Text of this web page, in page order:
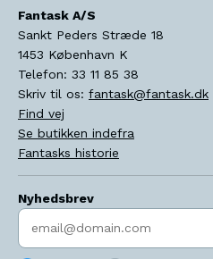
Fantask A/S
Sankt Peders Stræde 18
1453 København K
Telefon: 33 11 85 38
Skriv til os: fantask@fantask.dk
Find vej
Se butikken indefra
Fantasks historie
Nyhedsbrev
Indtast søgeord